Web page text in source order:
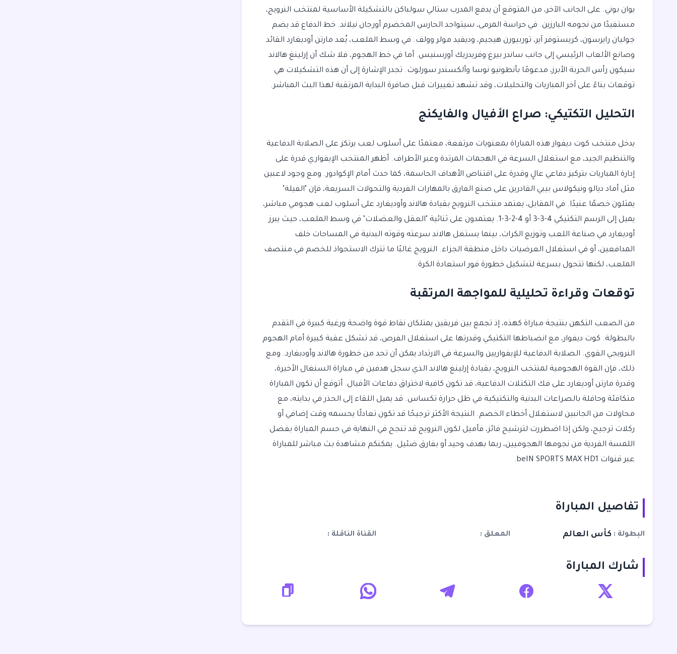
يوان بوني. على الجانب الآخر، من المتوقع أن يدفع المدرب ستالي سولباكن بالتشكيلة الأساسية لمنتخب النرويج،
مستفيدًا من نجومه البارزين. في حراسة المرمى، سيتواجد الحارس المخضرم أورجان نيلاند. خط الدفاع قد يضم
جوليان رايرسون، كريستوفر آير، توربيورن هيجيم، وديفيد مولر وولف. في وسط الملعب، يُعد مارتن أوديغارد القائد
وصانع الألعاب الرئيسي إلى جانب ساندر بيرغ وفريدريك أورسنيس. أما في خط الهجوم، فلا شك أن إرلينغ هالاند
سيكون رأس الحربة الأبرز، مدعومًا بأنطونيو نوسا وألكسندر سورلوث. تجدر الإشارة إلى أن هذه التشكيلات هي
توقعات بناءً على آخر المباريات والتحليلات، وقد تشهد تغييرات قبل صافرة البداية المرتقبة لهذا البث المباشر.
التحليل التكتيكي: صراع الأفيال والفايكنج
يدخل منتخب كوت ديفوار هذه المباراة بمعنويات مرتفعة، معتمدًا على أسلوب لعب يرتكز على الصلابة الدفاعية
والتنظيم الجيد، مع استغلال السرعة في الهجمات المرتدة وعبر الأطراف. أظهر المنتخب الإيفواري قدرة على
إدارة المباريات بتركيز دفاعي عالٍ وقدرة على اقتناص الأهداف الحاسمة، كما حدث أمام الإكوادور. ومع وجود لاعبين
مثل أماد ديالو ونيكولاس بيبي القادرين على صنع الفارق بالمهارات الفردية والتحولات السريعة، فإن "الفيلة"
يمثلون خصمًا عنيدًا. في المقابل، يعتمد منتخب النرويج بقيادة هالاند وأوديغارد على أسلوب لعب هجومي مباشر،
يميل إلى الرسم التكتيكي 4-3-3 أو 4-2-3-1. يعتمدون على ثنائية "العقل والعضلات" في وسط الملعب، حيث يبرز
أوديغارد في صناعة اللعب وتوزيع الكرات، بينما يستغل هالاند سرعته وقوته البدنية في المساحات خلف
المدافعين، أو في استغلال العرضيات داخل منطقة الجزاء. النرويج غالبًا ما تترك الاستحواذ للخصم في منتصف
الملعب، لكنها تتحول بسرعة لتشكيل خطورة فور استعادة الكرة.
توقعات وقراءة تحليلية للمواجهة المرتقبة
من الصعب التكهن بنتيجة مباراة كهذه، إذ تجمع بين فريقين يمتلكان نقاط قوة واضحة ورغبة كبيرة في التقدم
بالبطولة. كوت ديفوار، مع انضباطها التكتيكي وقدرتها على استغلال الفرص، قد تشكل عقبة كبيرة أمام الهجوم
النرويجي القوي. الصلابة الدفاعية للإيفواريين والسرعة في الارتداد يمكن أن تحد من خطورة هالاند وأوديغارد. ومع
ذلك، فإن القوة الهجومية لمنتخب النرويج، بقيادة إرلينغ هالاند الذي سجل هدفين في مباراة السنغال الأخيرة،
وقدرة مارتن أوديغارد على فك التكتلات الدفاعية، قد تكون كافية لاختراق دفاعات الأفيال. أتوقع أن تكون المباراة
متكافئة وحافلة بالصراعات البدنية والتكتيكية في ظل حرارة تكساس. قد يميل اللقاء إلى الحذر في بدايته، مع
محاولات من الجانبين لاستغلال أخطاء الخصم. النتيجة الأكثر ترجيحًا قد تكون تعادلًا يحسمه وقت إضافي أو
ركلات ترجيح، ولكن إذا اضطررت لترشيح فائز، فأميل لكون النرويج قد تنجح في النهاية في حسم المباراة بفضل
اللمسة الفردية من نجومها الهجوميين، ربما بهدف وحيد أو بفارق ضئيل. يمكنكم مشاهدة بث مباشر للمباراة
عبر قنوات beIN SPORTS MAX HD1.
تفاصيل المباراة
البطولة كأس العالم المعلق القناة الناقلة
شارك المباراة